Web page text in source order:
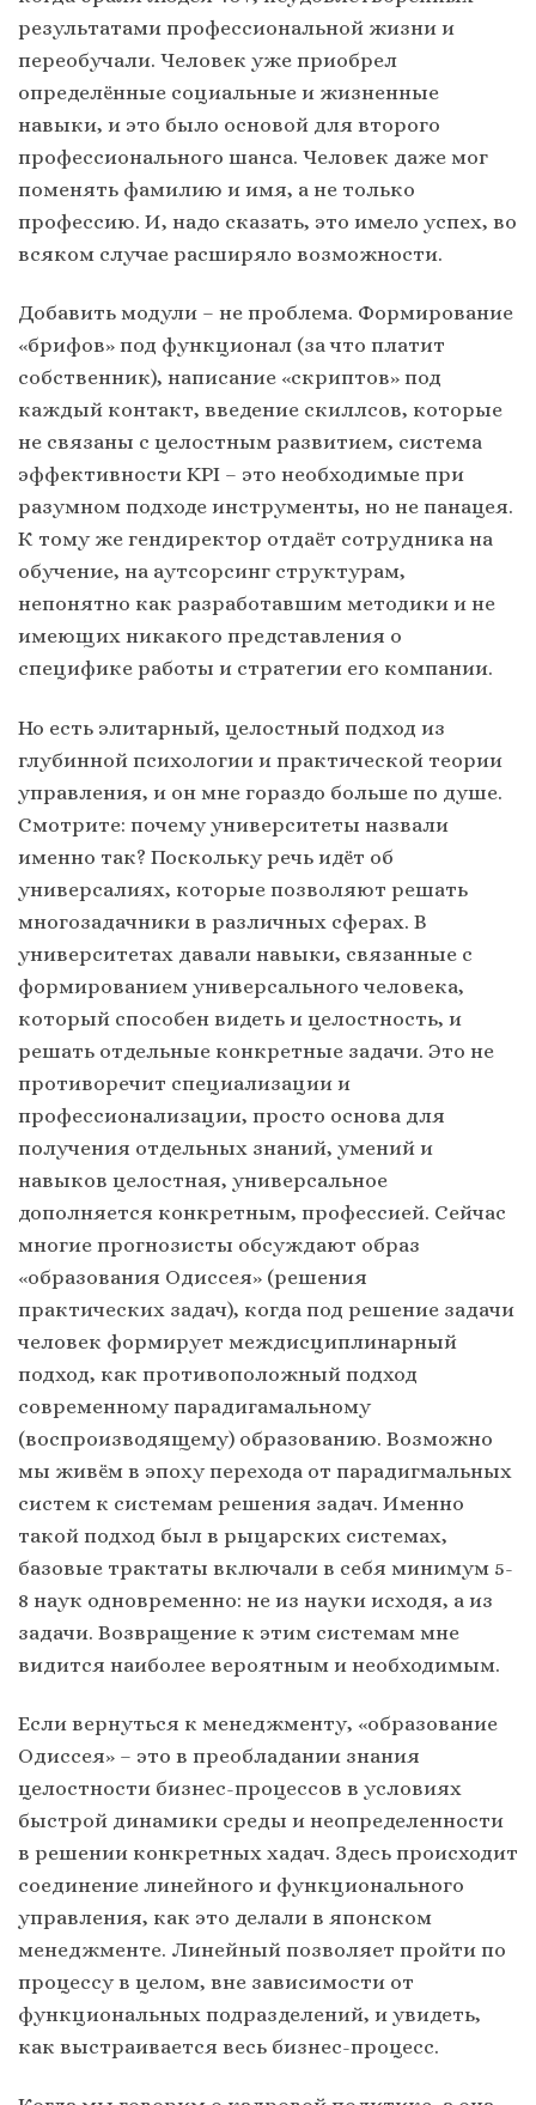
результатами профессиональной жизни и
переобучали. Человек уже приобрел
определённые социальные и жизненные
навыки, и это было основой для второго
профессионального шанса. Человек даже мог
поменять фамилию и имя, а не только
профессию. И, надо сказать, это имело успех, во
всяком случае расширяло возможности.
Добавить модули – не проблема. Формирование
«брифов» под функционал (за что платит
собственник), написание «скриптов» под
каждый контакт, введение скиллсов, которые
не связаны с целостным развитием, система
эффективности KPI – это необходимые при
разумном подходе инструменты, но не панацея.
К тому же гендиректор отдаёт сотрудника на
обучение, на аутсорсинг структурам,
непонятно как разработавшим методики и не
имеющих никакого представления о
специфике работы и стратегии его компании.
Но есть элитарный, целостный подход из
глубинной психологии и практической теории
управления, и он мне гораздо больше по душе.
Смотрите: почему университеты назвали
именно так? Поскольку речь идёт об
универсалиях, которые позволяют решать
многозадачники в различных сферах. В
университетах давали навыки, связанные с
формированием универсального человека,
который способен видеть и целостность, и
решать отдельные конкретные задачи. Это не
противоречит специализации и
профессионализации, просто основа для
получения отдельных знаний, умений и
навыков целостная, универсальное
дополняется конкретным, профессией. Сейчас
многие прогнозисты обсуждают образ
«образования Одиссея» (решения
практических задач), когда под решение задачи
человек формирует междисциплинарный
подход, как противоположный подход
современному парадигамальному
(воспроизводящему) образованию. Возможно
мы живём в эпоху перехода от парадигмальных
систем к системам решения задач. Именно
такой подход был в рыцарских системах,
базовые трактаты включали в себя минимум 5-
8 наук одновременно: не из науки исходя, а из
задачи. Возвращение к этим системам мне
видится наиболее вероятным и необходимым.
Если вернуться к менеджменту, «образование
Одиссея» – это в преобладании знания
целостности бизнес-процессов в условиях
быстрой динамики среды и неопределенности
в решении конкретных хадач. Здесь происходит
соединение линейного и функционального
управления, как это делали в японском
менеджменте. Линейный позволяет пройти по
процессу в целом, вне зависимости от
функциональных подразделений, и увидеть,
как выстраивается весь бизнес-процесс.